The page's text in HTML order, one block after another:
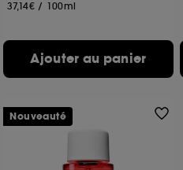
37,14€ / 100ml
Ajouter au panier
Nouveauté